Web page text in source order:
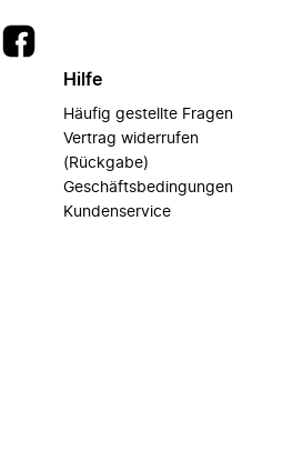
Hilfe
Häufig gestellte Fragen
Vertrag widerrufen
(Rückgabe)
Geschäftsbedingungen
Kundenservice